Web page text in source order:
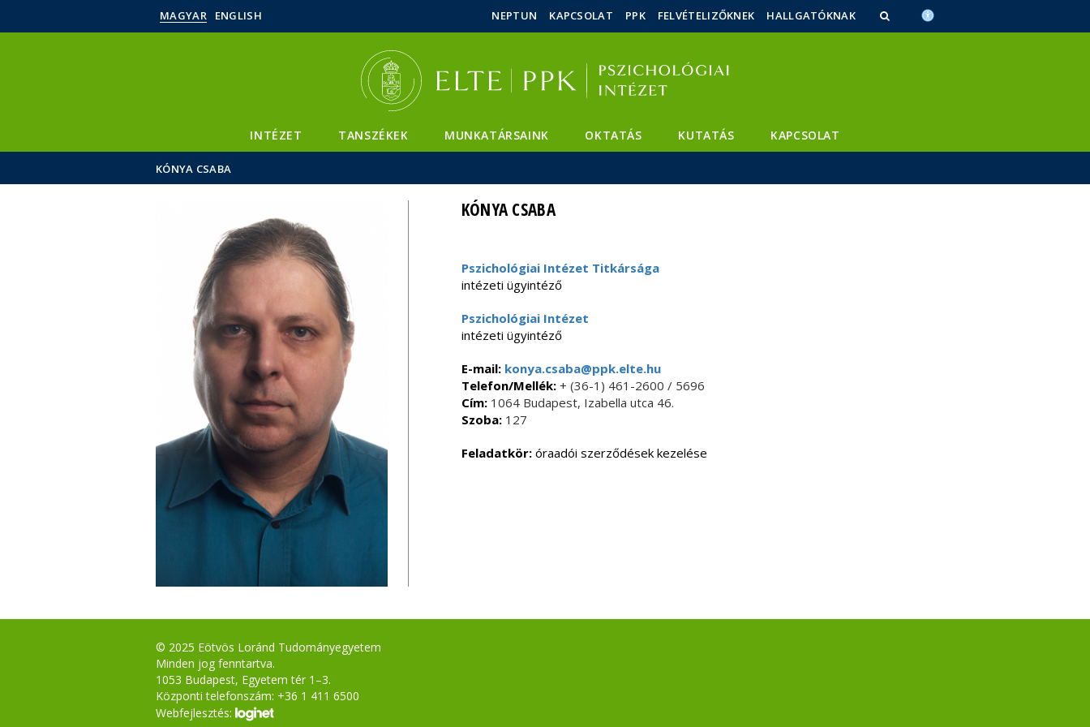
Hírek
Események
ELTE a
MAGYAR ENGLISH NEPTUN KAPCSOLAT PPK FELVÉTELIZŐKNEK HALLGATÓKNAK
INTÉZET TANSZÉKEK MUNKATÁRSAINK OKTATÁS KUTATÁS KAPCSOLAT
KÓNYA CSABA
KÓNYA CSABA
Pszichológiai Intézet Titkársága
intézeti ügyintéző
Pszichológiai Intézet
intézeti ügyintéző
E-mail:konya.csaba@ppk.elte.hu
Telefon/Mellék:+ (36-1) 461-2600 / 5696
Cím:1064 Budapest, Izabella utca 46.
Szoba:127
Feladatkör: óraadói szerződések kezelése
© 2025 Eötvös Loránd Tudományegyetem
Minden jog fenntartva.
1053 Budapest, Egyetem tér 1–3.
Központi telefonszám: +36 1 411 6500
Webfejlesztés: